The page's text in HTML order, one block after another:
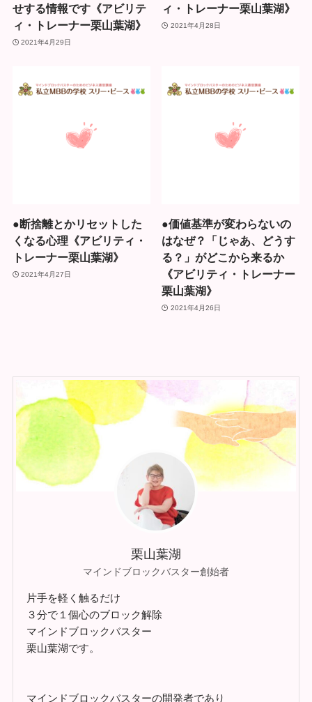
せする情報です《アビリテ
ィ・トレーナー栗山葉湖》
2021年4月29日
ィ・トレーナー栗山葉湖》
2021年4月28日
●断捨離とかリセットした
くなる心理《アビリティ・
トレーナー栗山葉湖》
2021年4月27日
●価値基準が変わらないの
はなぜ？「じゃあ、どうす
る？」がどこから来るか
《アビリティ・トレーナー
栗山葉湖》
2021年4月26日
栗山葉湖
マインドブロックバスター創始者
片手を軽く触るだけ
３分で１個心のブロック解除
マインドブロックバスター
栗山葉湖です。
マインドブロックバスターの開発者であり